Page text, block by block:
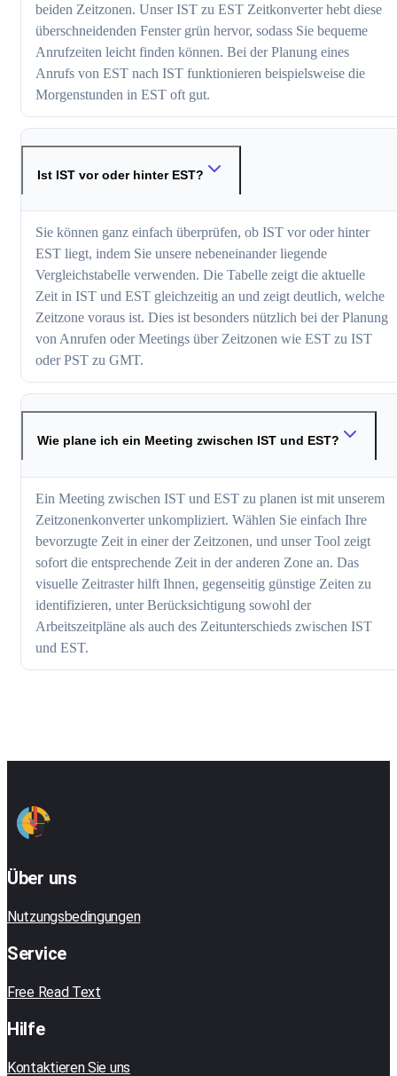
beiden Zeitzonen. Unser IST zu EST Zeitkonverter hebt diese
überschneidenden Fenster grün hervor, sodass Sie bequeme
Anrufzeiten leicht finden können. Bei der Planung eines
Anrufs von EST nach IST funktionieren beispielsweise die
Morgenstunden in EST oft gut.
Ist IST vor oder hinter EST?
Sie können ganz einfach überprüfen, ob IST vor oder hinter
EST liegt, indem Sie unsere nebeneinander liegende
Vergleichstabelle verwenden. Die Tabelle zeigt die aktuelle
Zeit in IST und EST gleichzeitig an und zeigt deutlich, welche
Zeitzone voraus ist. Dies ist besonders nützlich bei der Planung
von Anrufen oder Meetings über Zeitzonen wie EST zu IST
oder PST zu GMT.
Wie plane ich ein Meeting zwischen IST und EST?
Ein Meeting zwischen IST und EST zu planen ist mit unserem
Zeitzonenkonverter unkompliziert. Wählen Sie einfach Ihre
bevorzugte Zeit in einer der Zeitzonen, und unser Tool zeigt
sofort die entsprechende Zeit in der anderen Zone an. Das
visuelle Zeitraster hilft Ihnen, gegenseitig günstige Zeiten zu
identifizieren, unter Berücksichtigung sowohl der
Arbeitszeitpläne als auch des Zeitunterschieds zwischen IST
und EST.
Über uns
Nutzungsbedingungen
Service
Free Read Text
Hilfe
Kontaktieren Sie uns